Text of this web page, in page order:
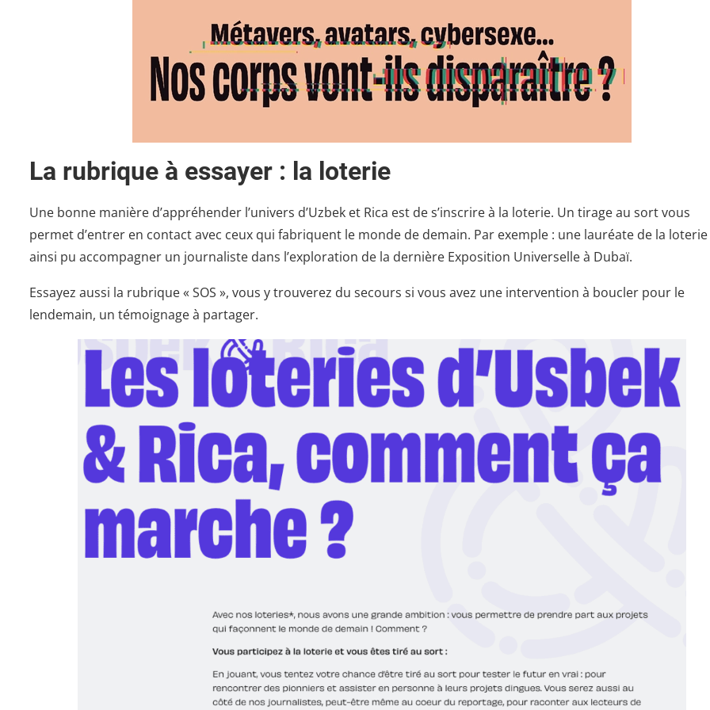
La rubrique à essayer : la loterie
Une bonne manière d’appréhender l’univers d’Uzbek et Rica est de s’inscrire à la loterie. Un tirage au sort vous
permet d’entrer en contact avec ceux qui fabriquent le monde de demain. Par exemple : une lauréate de la loterie
ainsi pu accompagner un journaliste dans l’exploration de la dernière Exposition Universelle à Dubaï.
Essayez aussi la rubrique « SOS », vous y trouverez du secours si vous avez une intervention à boucler pour le
lendemain, un témoignage à partager.